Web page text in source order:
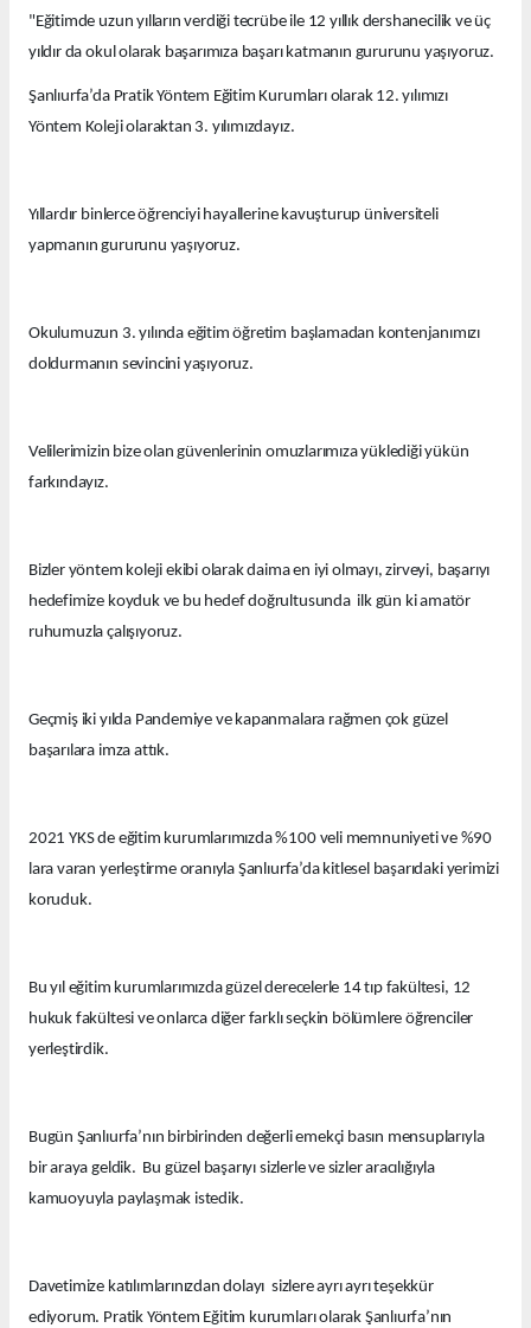
"Eğitimde uzun yılların verdiği tecrübe ile 12 yıllık dershanecilik ve üç
yıldır da okul olarak başarımıza başarı katmanın gururunu yaşıyoruz.
Şanlıurfa’da Pratik Yöntem Eğitim Kurumları olarak 12. yılımızı
Yöntem Koleji olaraktan 3. yılımızdayız.
Yıllardır binlerce öğrenciyi hayallerine kavuşturup üniversiteli
yapmanın gururunu yaşıyoruz.
Okulumuzun 3. yılında eğitim öğretim başlamadan kontenjanımızı
doldurmanın sevincini yaşıyoruz.
Velilerimizin bize olan güvenlerinin omuzlarımıza yüklediği yükün
farkındayız.
Bizler yöntem koleji ekibi olarak daima en iyi olmayı, zirveyi, başarıyı
hedefimize koyduk ve bu hedef doğrultusunda ilk gün ki amatör
ruhumuzla çalışıyoruz.
Geçmiş iki yılda Pandemiye ve kapanmalara rağmen çok güzel
başarılara imza attık.
2021 YKS de eğitim kurumlarımızda %100 veli memnuniyeti ve %90
lara varan yerleştirme oranıyla Şanlıurfa’da kitlesel başarıdaki yerimizi
koruduk.
Bu yıl eğitim kurumlarımızda güzel derecelerle 14 tıp fakültesi, 12
hukuk fakültesi ve onlarca diğer farklı seçkin bölümlere öğrenciler
yerleştirdik.
Bugün Şanlıurfa’nın birbirinden değerli emekçi basın mensuplarıyla
bir araya geldik. Bu güzel başarıyı sizlerle ve sizler aracılığıyla
kamuoyuyla paylaşmak istedik.
Davetimize katılımlarınızdan dolayı sizlere ayrı ayrı teşekkür
ediyorum. Pratik Yöntem Eğitim kurumları olarak Şanlıurfa’nın